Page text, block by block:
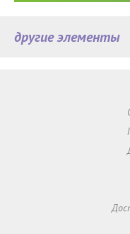
другие элементы